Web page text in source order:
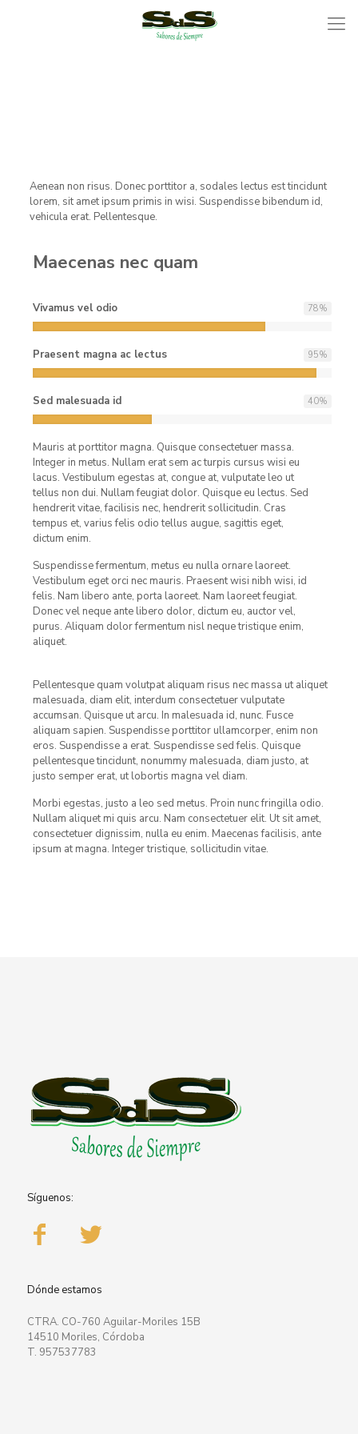
Aenean non risus. Donec porttitor a, sodales lectus est tincidunt
lorem, sit amet ipsum primis in wisi. Suspendisse bibendum id,
vehicula erat. Pellentesque.
Maecenas nec quam
Vivamus vel odio 78%
Praesent magna ac lectus 95%
Sed malesuada id 40%
Mauris at porttitor magna. Quisque consectetuer massa.
Integer in metus. Nullam erat sem ac turpis cursus wisi eu
lacus. Vestibulum egestas at, congue at, vulputate leo ut
tellus non dui. Nullam feugiat dolor. Quisque eu lectus. Sed
hendrerit vitae, facilisis nec, hendrerit sollicitudin. Cras
tempus et, varius felis odio tellus augue, sagittis eget,
dictum enim.
Suspendisse fermentum, metus eu nulla ornare laoreet.
Vestibulum eget orci nec mauris. Praesent wisi nibh wisi, id
felis. Nam libero ante, porta laoreet. Nam laoreet feugiat.
Donec vel neque ante libero dolor, dictum eu, auctor vel,
purus. Aliquam dolor fermentum nisl neque tristique enim,
aliquet.
Pellentesque quam volutpat aliquam risus nec massa ut aliquet
malesuada, diam elit, interdum consectetuer vulputate
accumsan. Quisque ut arcu. In malesuada id, nunc. Fusce
aliquam sapien. Suspendisse porttitor ullamcorper, enim non
eros. Suspendisse a erat. Suspendisse sed felis. Quisque
pellentesque tincidunt, nonummy malesuada, diam justo, at
justo semper erat, ut lobortis magna vel diam.
Morbi egestas, justo a leo sed metus. Proin nunc fringilla odio.
Nullam aliquet mi quis arcu. Nam consectetuer elit. Ut sit amet,
consectetuer dignissim, nulla eu enim. Maecenas facilisis, ante
ipsum at magna. Integer tristique, sollicitudin vitae.
Síguenos:
Dónde estamos
CTRA. CO-760 Aguilar-Moriles 15B
14510 Moriles, Córdoba
T. 957537783